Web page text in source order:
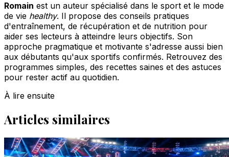
Romain est un auteur spécialisé dans le sport et le mode
de vie healthy. Il propose des conseils pratiques
d'entraînement, de récupération et de nutrition pour
aider ses lecteurs à atteindre leurs objectifs. Son
approche pragmatique et motivante s'adresse aussi bien
aux débutants qu'aux sportifs confirmés. Retrouvez des
programmes simples, des recettes saines et des astuces
pour rester actif au quotidien.
À lire ensuite
Articles similaires